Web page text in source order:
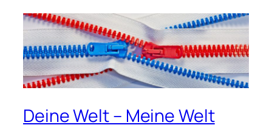
Deine Welt – Meine Welt